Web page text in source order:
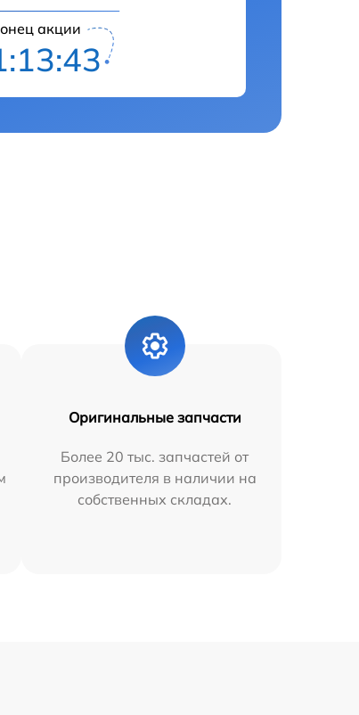
акции
Оригинальные запчасти
Более 20 тыс. запчастей от
производителя в наличии на
собственных складах.